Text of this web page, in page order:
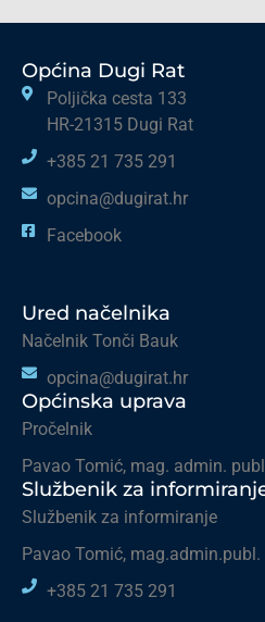
Općina Dugi Rat
Poljička cesta 133
HR-21315 Dugi Rat
+385 21 735 291
opcina@dugirat.hr
Facebook
Ured načelnika
Načelnik Tonči Bauk
opcina@dugirat.hr
Općinska uprava
Pročelnik
Pavao Tomić, mag. admin.
Službenik za
Službenik za informiranje
Pavao Tomić, mag.admin.publ.
+385 21 735 291